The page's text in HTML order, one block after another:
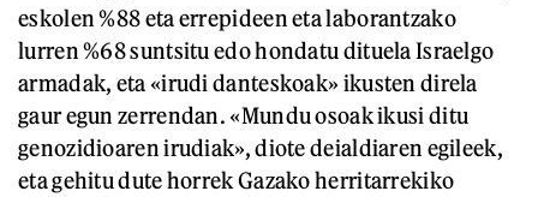
eskolen %88 eta errepideen eta laborantzako
lurren %68 suntsitu edo hondatu dituela Israelgo
armadak, eta «irudi danteskoak» ikusten direla
gaur egun zerrendan. «Mundu osoak ikusi ditu
genozidioaren irudiak», diote deialdiaren egileek,
eta gehitu dute horrek Gazako herritarrekiko